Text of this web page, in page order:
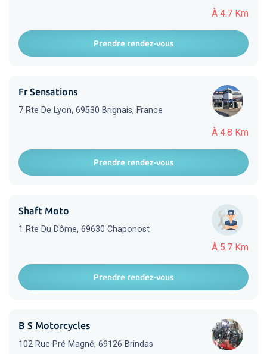
À 4.7 Km
Prendre rendez-vous
À 4.8 Km
Fr Sensations
7 Rte De Lyon, 69530 Brignais, France
Prendre rendez-vous
À 5.7 Km
Shaft Moto
1 Rte Du Dôme, 69630 Chaponost
Prendre rendez-vous
B S Motorcycles
102 Rue Pré Magné, 69126 Brindas